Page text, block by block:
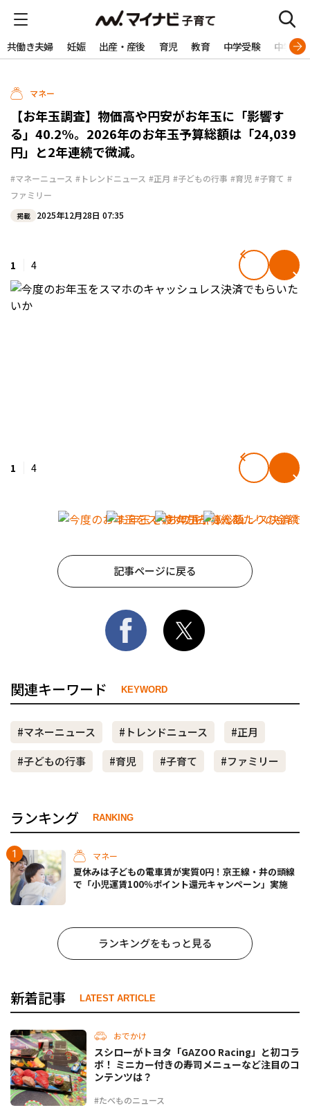
共働き夫婦 妊娠 出産・産後 育児 教育 中学受験 中学生
マネー
【お年玉調査】物価高や円安がお年玉に「影響す
る」40.2%。2026年のお年玉予算総額は「24,039
円」と2年連続で微減。
#マネーニュース #トレンドニュース #正月 #子どもの行事 #育児 #子育て #
ファミリー
掲載 2025年12月28日 07:35
1 4
1 4
記事ページに戻る
関連キーワード KEYWORD
#マネーニュース #トレンドニュース
#正月
#子どもの行事
#育児 #子育て #ファミリー
ランキング RANKING
マネー
夏休みは子どもの電車賃が実質0円！京王線・井の頭線
で「小児運賃100％ポイント還元キャンペーン」実施
ランキングをもっと見る
新着記事 LATEST ARTICLE
おでかけ
#たべものニュース
スシローがトヨタ「GAZOO Racing」と初コラ
ボ！ ミニカー付きの寿司メニューなど注目のコ
ンテンツは？